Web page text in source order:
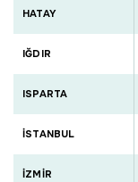
HATAY
IĞDIR
ISPARTA
İSTANBUL
İZMİR